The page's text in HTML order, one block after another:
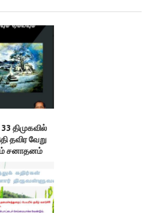
திமுகவில்
தவிர வேறு
சனாதனம்
பேசவில்லை.
இதற்கு
இல்லைதானே!